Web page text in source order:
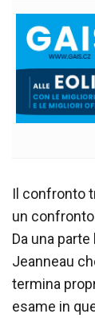
Il confronto
un
Da una
Jeanneau
termina
esame in